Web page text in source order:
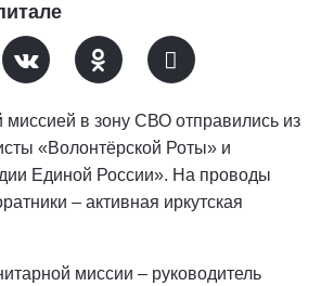
миссией в зону СВО отправились из
«Волонтёрской Роты» и
Единой России». На проводы
– активная иркутская
миссии – руководитель